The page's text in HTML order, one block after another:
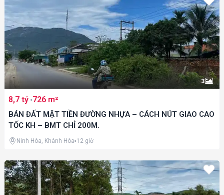
3
8,7 tỷ 726 m²
BÁN ĐẤT MẶT TIỀN ĐƯỜNG NHỰA – CÁCH NÚT GIAO CAO
TỐC KH – BMT CHỈ 200M.
Ninh Hòa, Khánh Hòa 12 giờ